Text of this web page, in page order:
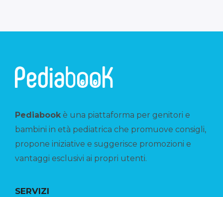
Pediabookè una piattaforma per genitori e
bambini in età pediatrica che promuove consigli,
propone iniziative e suggerisce promozioni e
vantaggi esclusivi ai propri utenti.
SERVIZI